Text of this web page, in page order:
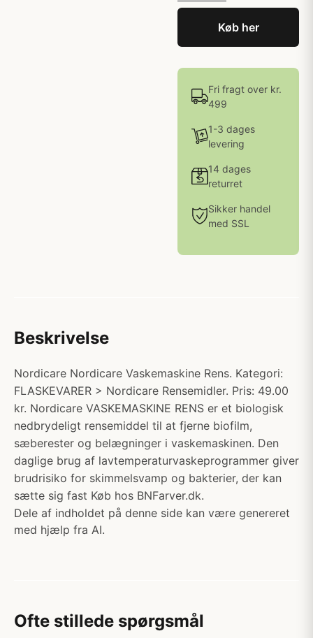
Køb her
Fri fragt over kr.
499
1-3 dages
levering
14 dages
returret
Sikker handel
med SSL
Beskrivelse
Nordicare Nordicare Vaskemaskine Rens. Kategori:
FLASKEVARER > Nordicare Rensemidler. Pris: 49.00
kr. Nordicare VASKEMASKINE RENS er et biologisk
nedbrydeligt rensemiddel til at fjerne biofilm,
sæberester og belægninger i vaskemaskinen. Den
daglige brug af lavtemperaturvaskeprogrammer giver
brudrisiko for skimmelsvamp og bakterier, der kan
sætte sig fast Køb hos BNFarver.dk.
Dele af indholdet på denne side kan være genereret
med hjælp fra AI.
Ofte stillede spørgsmål